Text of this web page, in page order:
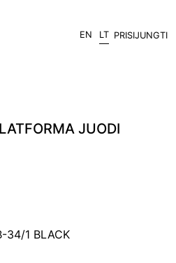
EN LT PRISIJUNGTI
JUODI
34/1 BLACK